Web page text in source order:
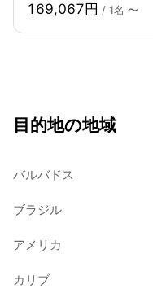
169,067円 / 1名 〜
目的地の地域
バルバドス
ブラジル
アメリカ
カリブ